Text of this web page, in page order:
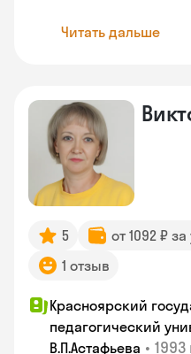
Читать дальше
5 от 1092 ₽
1 отзыв
Красноярский
педагогический
В.П.Астафьева • 1993